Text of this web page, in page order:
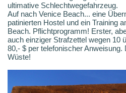
ultimative Schlechtwegefahrzeug.
Auf nach Venice Beach... eine
patinierten Hostel und ein Training
Beach. Pflichtprogramm! Erster,
auch einziger Strafzettel wegen 10
80,- $ per telefonischer Anweisung.
Wüste!